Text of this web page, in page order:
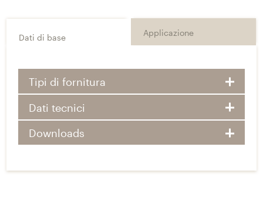
Dati di base Applicazione
Tipi di fornitura
Dati tecnici
Downloads